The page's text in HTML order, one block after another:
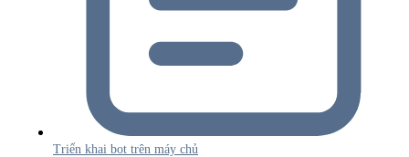
Triển khai bot trên máy chủ